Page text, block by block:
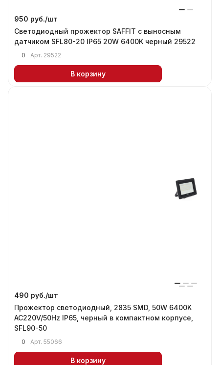
950 руб./шт
Светодиодный прожектор SAFFIT с выносным
датчиком SFL80-20 IP65 20W 6400K черный 29522
0 Арт. 29522
В корзину
490 руб./шт
Прожектор светодиодный, 2835 SMD, 50W 6400K
AC220V/50Hz IP65, черный в компактном корпусе,
SFL90-50
0 Арт. 55066
В корзину